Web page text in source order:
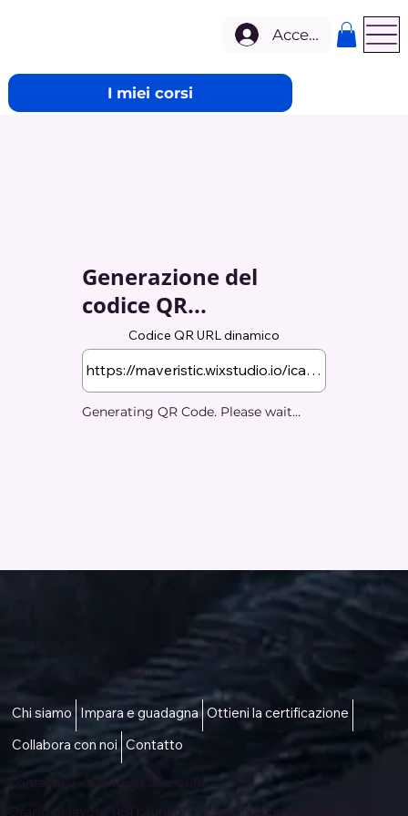
I miei corsi
Accedi
Generazione del
codice QR...
Codice QR URL dinamico
Generating QR Code. Please wait...
Accesso a una vita migliore
Contattaci - talktous@icare.life
Chi siamo Impara e guadagna Ottieni la certificazione
Collabora con noi Contatto
Orario di lavoro (IST): lunedì - venerdì (dalle 9:00 alle 18:00)